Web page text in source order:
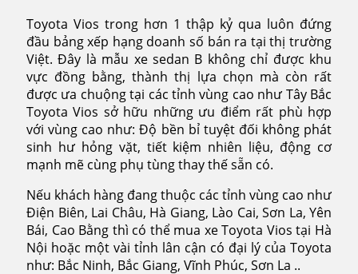
Cai,
Sơn
La,
Yên
Bái,
Hà
Giang,
Lạng
Sơn
Toyota Vios trong hơn 1 thập kỷ qua luôn đứng
đầu bảng xếp hạng doanh số bán ra tại thị trường
Việt. Đây là mẫu xe sedan B không chỉ được khu
vực đồng bằng, thành thị lựa chọn mà còn rất
được ưa chuộng tại các tỉnh vùng cao như Tây Bắc
Toyota Vios sở hữu những ưu điểm rất phù hợp
với vùng cao như: Độ bền bỉ tuyệt đối không phát
sinh hư hỏng vặt, tiết kiệm nhiên liệu, động cơ
mạnh mẽ cùng phụ tùng thay thế sẵn có.
Nếu khách hàng đang thuộc các tỉnh vùng cao như
Điện Biên, Lai Châu, Hà Giang, Lào Cai, Sơn La, Yên
Bái, Cao Bằng thì có thể mua xe Toyota Vios tại Hà
Nội hoặc một vài tỉnh lân cận có đại lý của Toyota
như: Bắc Ninh, Bắc Giang, Vĩnh Phúc, Sơn La ..